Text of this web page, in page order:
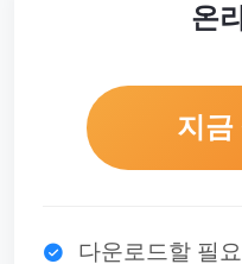
온
지금
다운로드할 필